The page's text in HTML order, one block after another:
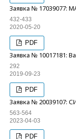
Заявка № 17039077:
432-433
2020-05-20
PDF
Заявка № 10017181:
292
2019-09-23
PDF
Заявка № 20039107:
563-564
2023-04-03
PDF